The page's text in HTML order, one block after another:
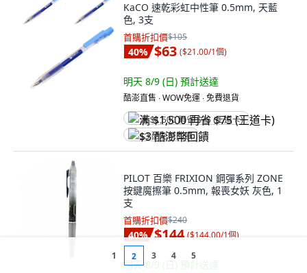
KaCO 速乾彩虹中性筆 0.5mm, 天藍
色, 3支
首購折扣價$105
40% $63 ($21.00/1個)
明天 8/9 (日) 預計送達
酷澎直售 ∙ WOW免運 ∙ 免費退貨
满 $1,500 再省 $75 (王道卡)
$3 酷澎幣回饋
PILOT 百樂 FRIXION 鋼彈系列 ZONE
按鍵魔擦筆 0.5mm, 報喪女妖 灰色, 1
支
首購折扣價$240
40% $144 ($144.00/1個)
明天 8/9 (日) 預計送達
1 2 3 4 5